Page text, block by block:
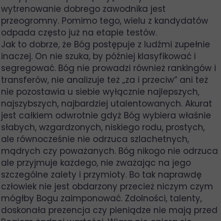
wytrenowanie dobrego zawodnika jest
przeogromny. Pomimo tego, wielu z kandydatów
odpada często już na etapie testów.
Jak to dobrze, że Bóg postępuje z ludźmi zupełnie
inaczej. On nie szuka, by później klasyfikować i
segregować. Bóg nie prowadzi również rankingów i
transferów, nie analizuje też „za i przeciw” ani też
nie pozostawia u siebie wyłącznie najlepszych,
najszybszych, najbardziej utalentowanych. Akurat
jest całkiem odwrotnie gdyż Bóg wybiera właśnie
słabych, wzgardzonych, niskiego rodu, prostych,
ale równocześnie nie odrzuca szlachetnych,
mądrych czy poważanych. Bóg nikogo nie odrzuca
ale przyjmuje każdego, nie zważając na jego
szczególne zalety i przymioty. Bo tak naprawdę
człowiek nie jest obdarzony przecież niczym czym
mógłby Bogu zaimponować. Zdolności, talenty,
doskonała prezencja czy pieniądze nie mają przed